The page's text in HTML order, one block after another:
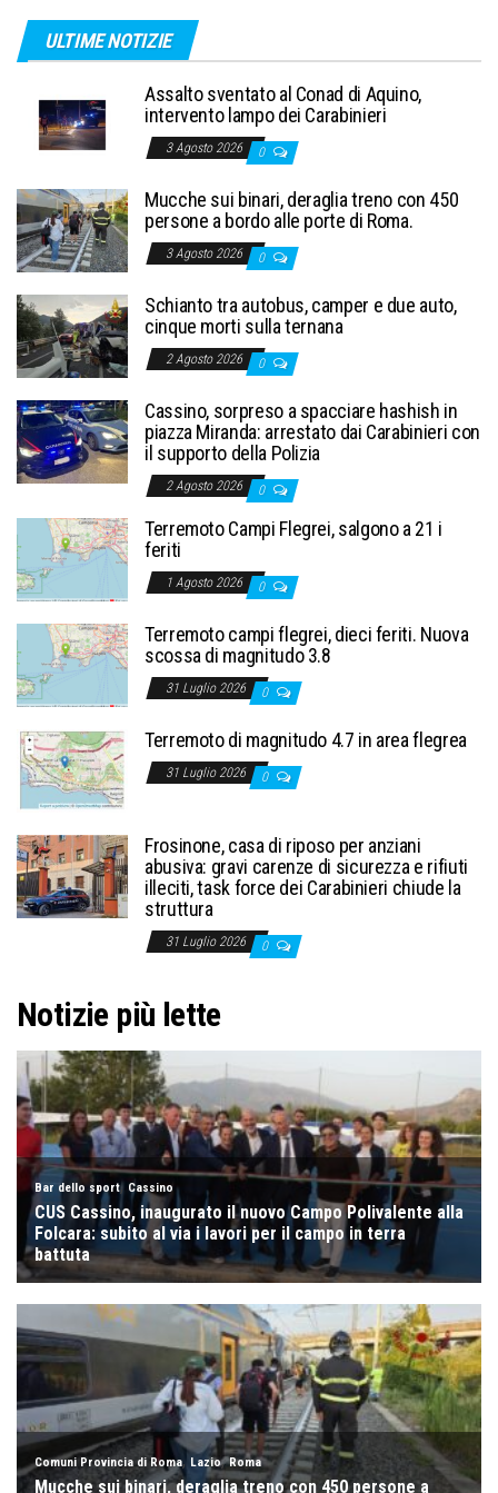
ULTIME NOTIZIE
Assalto sventato al Conad di Aquino,
intervento lampo dei Carabinieri
3 Agosto 2026 0
Mucche sui binari, deraglia treno con 450
persone a bordo alle porte di Roma.
3 Agosto 2026 0
Schianto tra autobus, camper e due auto,
cinque morti sulla ternana
2 Agosto 2026 0
Cassino, sorpreso a spacciare hashish in
piazza Miranda: arrestato dai Carabinieri con
il supporto della Polizia
2 Agosto 2026 0
Terremoto Campi Flegrei, salgono a 21 i
feriti
1 Agosto 2026 0
Terremoto campi flegrei, dieci feriti. Nuova
scossa di magnitudo 3.8
31 Luglio 2026 0
Terremoto di magnitudo 4.7 in area flegrea
31 Luglio 2026 0
Frosinone, casa di riposo per anziani
abusiva: gravi carenze di sicurezza e rifiuti
illeciti, task force dei Carabinieri chiude la
struttura
31 Luglio 2026 0
Notizie più lette